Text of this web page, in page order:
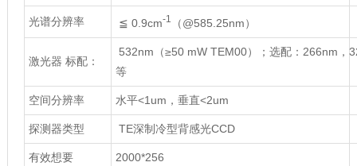
光谱分辨率 ≦ 0.9cm-1 （@585.25nm）
激光器 标配：
532nm（≥50 mW TEM00）；选配：266nm，
等
空间分辨率 水平<1um，垂直<2um
探测器类型 TE深制冷型背感光CCD
有效想要 2000*256